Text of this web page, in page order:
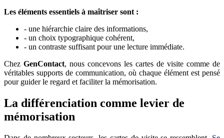
Les éléments essentiels à maîtriser sont :
- une hiérarchie claire des informations,
- un choix typographique cohérent,
- un contraste suffisant pour une lecture immédiate.
Chez GenContact, nous concevons les cartes de visite comme de
véritables supports de communication, où chaque élément est pensé
pour guider le regard et faciliter la mémorisation.
La différenciation comme levier de
mémorisation